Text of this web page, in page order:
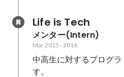
Life is Tech
メンター(Intern)
Mar 2015 -2016
中高生に対するプログ
す。